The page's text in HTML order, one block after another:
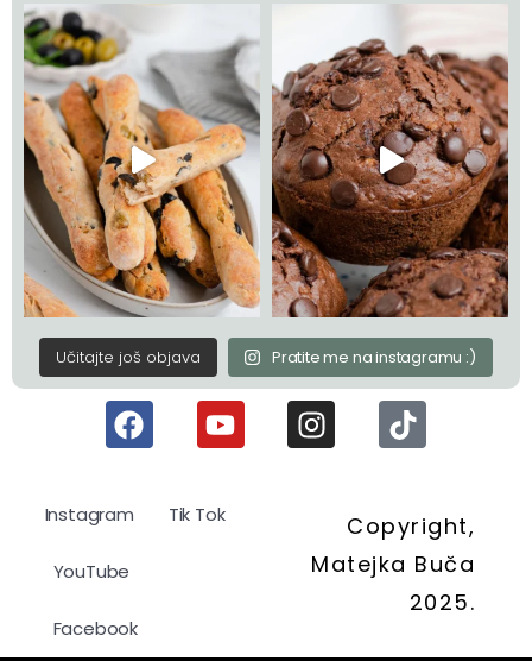
Učitajte još objava Pratite me na instagramu :)
Instagram Tik Tok
YouTube
Facebook
Copyright,
Matejka Buča
2025.